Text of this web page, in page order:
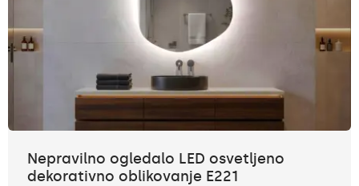
Nepravilno ogledalo LED osvetljeno
dekorativno oblikovanje E221